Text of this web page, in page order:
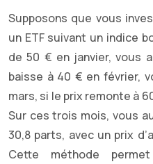
Supposons que vous
un ETF suivant un indice
de 50 € en janvier, vous
baisse à 40 € en février,
mars, si le prix remonte à
Sur ces trois mois, vous
30,8 parts, avec un prix
Cette méthode